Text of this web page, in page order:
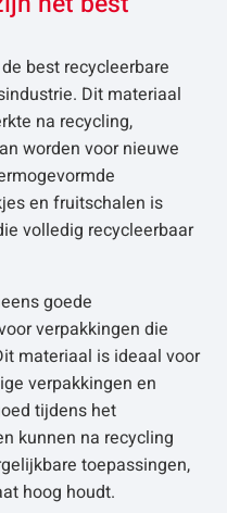
best recycleerbare
Dit materiaal
na recycling,
worden voor nieuwe
en fruitschalen is
volledig recycleerbaar
goede
verpakkingen die
materiaal is ideaal voor
verpakkingen en
tijdens het
kunnen na recycling
toepassingen,
hoog houdt.